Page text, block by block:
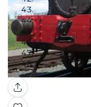
Galería